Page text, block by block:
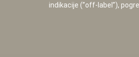
indikacije (”off-label”),